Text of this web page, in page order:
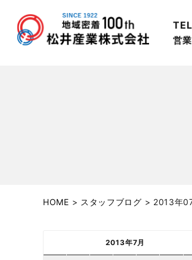
営
HOME > スタッフブログ > 2013年
2013年7月